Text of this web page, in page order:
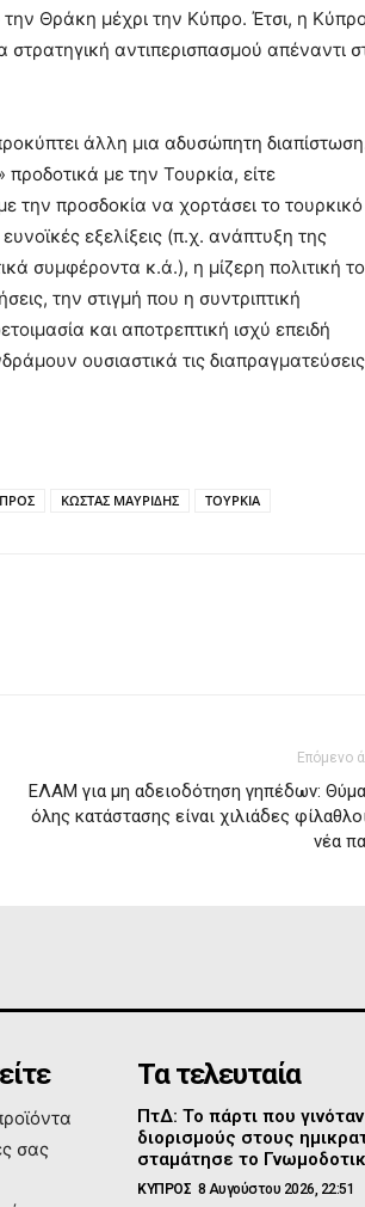
Θράκη μέχρι την Κύπρο. Έτσι, η
αντιπερισπασμού απέναντι
άλλη μια αδυσώπητη
με την Τουρκία, είτε
την προσδοκία να χορτάσει το τουρκικό
εξελίξεις (π.χ. ανάπτυξη της
συμφέροντα κ.ά.), η μίζερη πολιτική
την στιγμή που η συντριπτική
και αποτρεπτική ισχύ επειδή
ουσιαστικά τις
ΚΩΣΤΑΣ ΜΑΥΡΙΔΗΣ ΤΟΥΡΚΙΑ
Επόμενο
ΕΛΑΜ για μη αδειοδότηση γηπέδων:
όλης κατάστασης είναι χιλιάδες
νέα
σας
Τα τελευταία
ΠτΔ: Το πάρτι που
διορισμούς στους
σταμάτησε το
ΚΥΠΡΟΣ 8 Αυγούστου 2026, 22:51